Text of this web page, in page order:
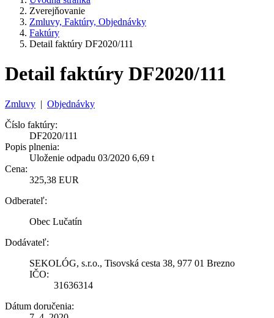
Zverejňovanie
Zmluvy, Faktúry, Objednávky
Faktúry
Detail faktúry DF2020/111
Detail faktúry DF2020/111
Zmluvy | Objednávky
Číslo faktúry:
DF2020/111
Popis plnenia:
Uloženie odpadu 03/2020 6,69 t
Cena:
325,38 EUR
Odberateľ:
Obec Lučatín
Dodávateľ:
SEKOLÓG, s.r.o., Tisovská cesta 38, 977 01 Brezno
IČO:
31636314
Dátum doručenia: